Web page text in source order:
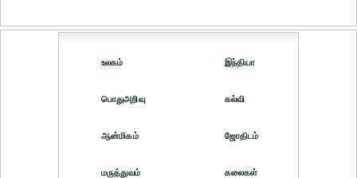
உலகம்
பொதுஅறிவு
ஆன்மிகம்
மருத்துவம்
இந்தியா
கல்வி
ஜோதிடம்
கலைகள்